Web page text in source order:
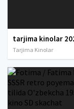
Tarjima Kinolar